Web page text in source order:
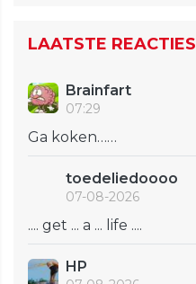
LAATSTE REACTIES
Brainfart
07:29
Ga koken……
toedeliedoooo
07-08-2026
.... get ... a ... life ....
HP